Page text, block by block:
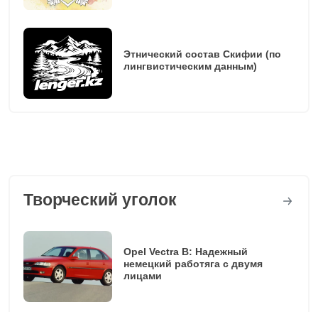
Этнический состав Скифии (по
лингвистическим данным)
Творческий уголок
Opel Vectra B: Надежный
немецкий работяга с двумя
лицами